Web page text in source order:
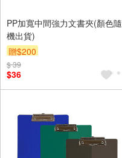
PP加寬中間強力文書夾(顏色隨
機出貨)
贈$200
$ 39
$36